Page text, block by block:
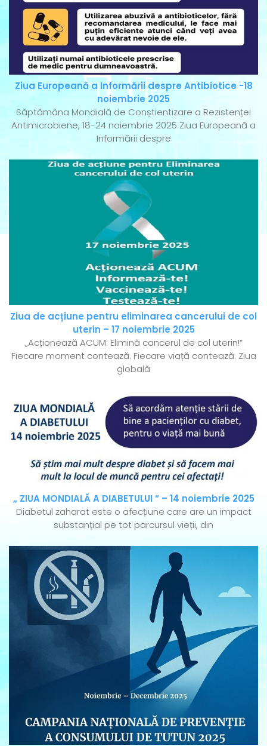
Ziua Europeană a Informării despre Antibiotice -18
noiembrie 2025
Săptămâna Mondială de Conștientizare a Rezistenței
Antimicrobiene, 18-24 noiembrie 2025 Ziua Europeană a
Informării despre
Ziua de acțiune pentru eliminarea cancerului de col
uterin – 17 noiembrie 2025
„Acționează ACUM: Elimină cancerul de col uterin!”
Fiecare moment contează. Fiecare viață contează. Ziua
globală
„ ZIUA MONDIALĂ A DIABETULUI ” – 14 noiembrie 2025
Diabetul zaharat este o afecțiune care are un impact
substanțial pe tot parcursul vieții, din